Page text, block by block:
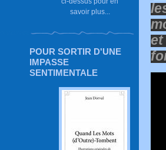
savoir plus...
POUR SORTIR D'UNE
IMPASSE
SENTIMENTALE
et